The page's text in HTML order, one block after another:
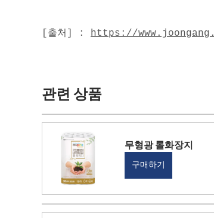
[출처] : https://
관련 상품
무형광 롤화장지
구매하기